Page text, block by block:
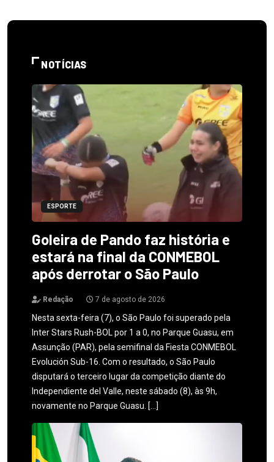
NOTÍCIAS
ESPORTE
Goleira de Pando faz história e
estará na final da CONMEBOL
após derrotar o São Paulo
Redação 7 de agosto de 2026
Nesta sexta-feira (7), o São Paulo foi superado pela
Inter Stars Rush-BOL por 1 a 0, no Parque Guasu, em
Assunção (PAR), pela semifinal da Fiesta CONMEBOL
Evolución Sub-16. Com o resultado, o São Paulo
disputará o terceiro lugar da competição diante do
Independiente del Valle, neste sábado (8), às 9h,
novamente no Parque Guasu. […]